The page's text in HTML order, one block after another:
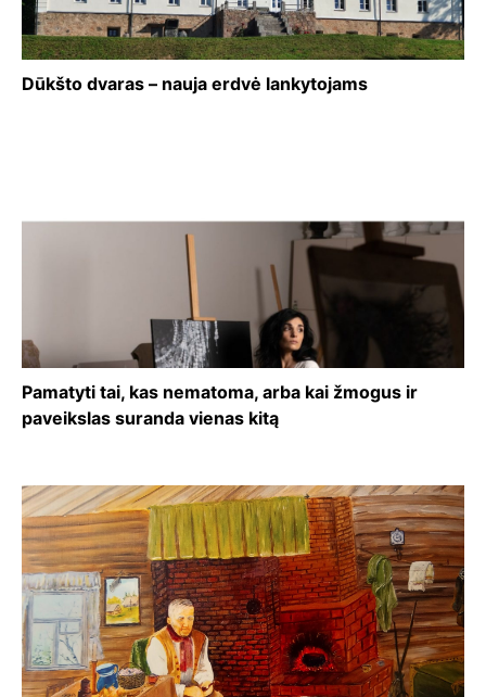
Dūkšto dvaras – nauja erdvė lankytojams
Pamatyti tai, kas nematoma, arba kai žmogus ir
paveikslas suranda vienas kitą